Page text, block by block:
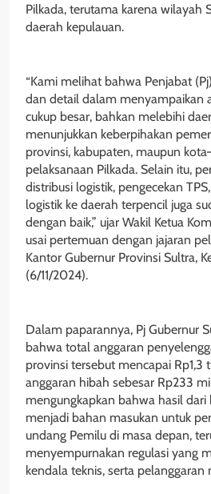
Pilkada, terutama karena wilayah
daerah kepulauan.
“Kami melihat bahwa Penjabat
dan detail dalam menyampaikan
cukup besar, bahkan melebihi
menunjukkan keberpihakan
provinsi, kabupaten, maupun
pelaksanaan Pilkada. Selain itu,
distribusi logistik, pengecekan
logistik ke daerah terpencil juga
dengan baik,” ujar Wakil Ketua
usai pertemuan dengan jajaran
Kantor Gubernur Provinsi Sultra,
(6/11/2024).
Dalam paparannya, Pj Gubernur
bahwa total anggaran
provinsi tersebut mencapai Rp1,3
anggaran hibah sebesar Rp233
mengungkapkan bahwa hasil dari
menjadi bahan masukan untuk
undang Pemilu di masa depan,
menyempurnakan regulasi yang
kendala teknis, serta pelanggaran